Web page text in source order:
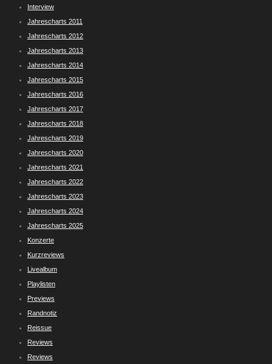
Interview
Jahrescharts 2011
Jahrescharts 2012
Jahrescharts 2013
Jahrescharts 2014
Jahrescharts 2015
Jahrescharts 2016
Jahrescharts 2017
Jahrescharts 2018
Jahrescharts 2019
Jahrescharts 2020
Jahrescharts 2021
Jahrescharts 2022
Jahrescharts 2023
Jahrescharts 2024
Jahrescharts 2025
Konzerte
Kurzreviews
Livealbum
Playlisten
Previews
Randnotiz
Reissue
Reviews
Reviews